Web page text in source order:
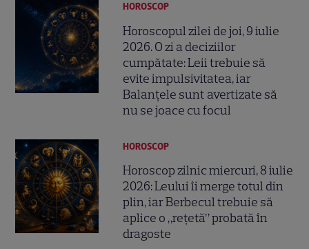
HOROSCOP
Horoscopul zilei de joi, 9 iulie
2026. O zi a deciziilor
cumpătate: Leii trebuie să
evite impulsivitatea, iar
Balanțele sunt avertizate să
nu se joace cu focul
HOROSCOP
Horoscop zilnic miercuri, 8 iulie
2026: Leului îi merge totul din
plin, iar Berbecul trebuie să
aplice o „rețetă” probată în
dragoste